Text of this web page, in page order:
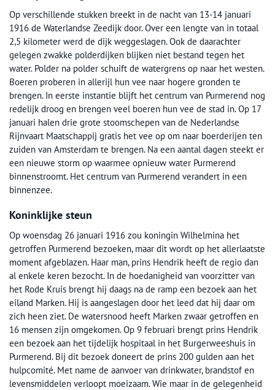
Op verschillende stukken breekt in de nacht van 13-14 januari
1916 de Waterlandse Zeedijk door. Over een lengte van in totaal
2,5 kilometer werd de dijk weggeslagen. Ook de daarachter
gelegen zwakke polderdijken blijken niet bestand tegen het
water. Polder na polder schuift de watergrens op naar het westen.
Boeren proberen in allerijl hun vee naar hogere gronden te
brengen. In eerste instantie blijft het centrum van Purmerend nog
redelijk droog en brengen veel boeren hun vee de stad in. Op 17
januari halen drie grote stoomschepen van de Nederlandse
Rijnvaart Maatschappij gratis het vee op om naar boerderijen ten
zuiden van Amsterdam te brengen. Na een aantal dagen steekt er
een nieuwe storm op waarmee opnieuw water Purmerend
binnenstroomt. Het centrum van Purmerend verandert in een
binnenzee.
Koninklijke steun
Op woensdag 26 januari 1916 zou koningin Wilhelmina het
getroffen Purmerend bezoeken, maar dit wordt op het allerlaatste
moment afgeblazen. Haar man, prins Hendrik heeft de regio dan
al enkele keren bezocht. In de hoedanigheid van voorzitter van
het Rode Kruis brengt hij daags na de ramp een bezoek aan het
eiland Marken. Hij is aangeslagen door het leed dat hij daar om
zich heen ziet. De watersnood heeft Marken zwaar getroffen en
16 mensen zijn omgekomen. Op 9 februari brengt prins Hendrik
een bezoek aan het tijdelijk hospitaal in het Burgerweeshuis in
Purmerend. Bij dit bezoek doneert de prins 200 gulden aan het
hulpcomité. Met name de aanvoer van drinkwater, brandstof en
levensmiddelen verloopt moeizaam. Wie maar in de gelegenheid